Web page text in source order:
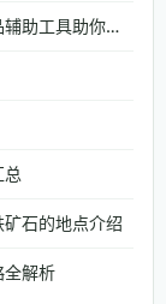
超越常规，体验极致游戏！生死狙击极品辅助工具助你无往不利
总
矿石的地点介绍
全解析